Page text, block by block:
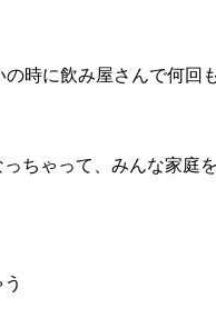
時に飲み屋さんで何回
ちゃって、みんな家庭